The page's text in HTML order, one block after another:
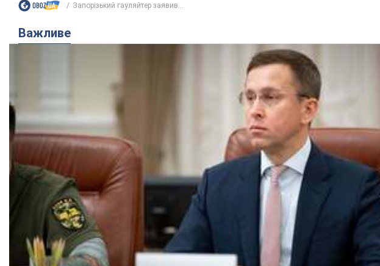
Запорізький гауляйтер заявив...
Важливе